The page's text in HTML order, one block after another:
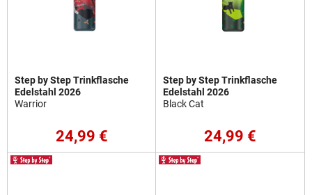
Step by Step Trinkflasche
Edelstahl 2026
Warrior
24,99 €
Step by Step Trinkflasche
Edelstahl 2026
Black Cat
24,99 €